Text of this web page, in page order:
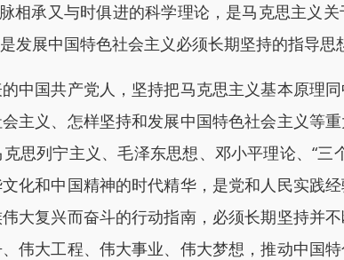
相承又与时俱进的科学理论，是马克思主义
展中国特色社会主义必须长期坚持的指导思
国共产党人，坚持把马克思主义基本原理
主义、怎样坚持和发展中国特色社会主义等
思列宁主义、毛泽东思想、邓小平理论、“
化和中国精神的时代精华，是党和人民实践
大复兴而奋斗的行动指南，必须长期坚持并
伟大工程、伟大事业、伟大梦想，推动中国